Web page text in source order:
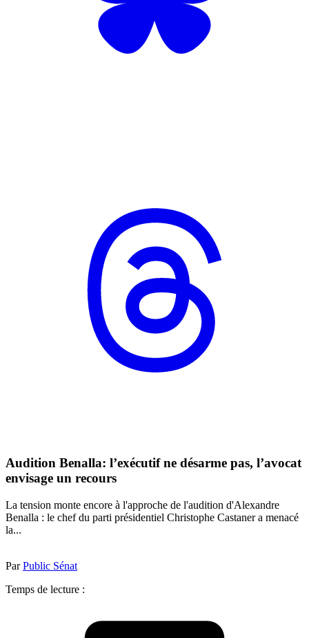
Audition Benalla: l’exécutif ne désarme pas, l’avocat
envisage un recours
La tension monte encore à l'approche de l'audition d'Alexandre
Benalla : le chef du parti présidentiel Christophe Castaner a menacé
la...
ParPublic Sénat
Temps de lecture :